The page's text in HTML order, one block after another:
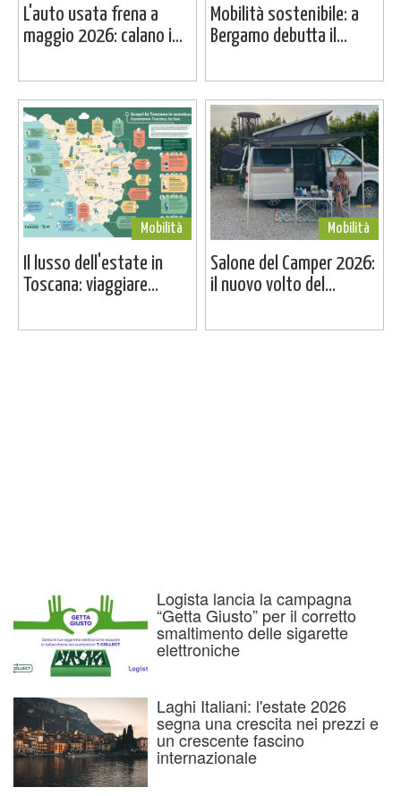
L'auto usata frena a
maggio 2026: calano i...
Mobilità sostenibile: a
Bergamo debutta il...
Mobilità
Il lusso dell'estate in
Toscana: viaggiare...
Mobilità
Salone del Camper 2026:
il nuovo volto del...
Logista lancia la campagna
“Getta Giusto” per il corretto
smaltimento delle sigarette
elettroniche
Laghi Italiani: l'estate 2026
segna una crescita nei prezzi e
un crescente fascino
internazionale